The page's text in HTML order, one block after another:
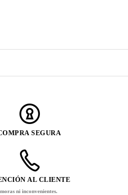
SEGURA
AL CLIENTE
ni inconvenientes.